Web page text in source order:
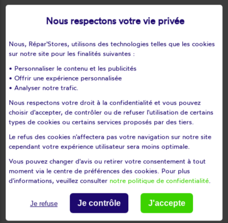
Locmariaquer
Locminé
Locmiquélic
Locoal-mendon
Loyat
Malansac
Malestroit
Malguénac
Marzan
Melrand
Merlevenez
Meslan
Meucon
Missiriac
Mohon
Molac
Monteneuf
Monterblanc
Monterrein
Montertelot
Moréac
Moustoir-ac
Moustoir-remungol
Muzillac
Naizin
Néant-sur-yvel
Nivillac
Nous respectons votre vie privée
Nous, Répar'Stores, utilisons des technologies telles que les cookies
sur notre site pour les finalités suivantes :
• Personnaliser le contenu et les publicités
• Offrir une expérience personnalisée
• Analyser notre trafic.
Nous respectons votre droit à la confidentialité et vous pouvez
choisir d'accepter, de contrôler ou de refuser l'utilisation de certains
types de cookies ou certains services proposés par des tiers.
Le refus des cookies n'affectera pas votre navigation sur notre site
cependant votre expérience utilisateur sera moins optimale.
Vous pouvez changer d'avis ou retirer votre consentement à tout
moment via le centre de préférences des cookies. Pour plus
d'informations, veuillez consulter notre politique de confidentialité.
Je refuse Je contrôle J'accepte